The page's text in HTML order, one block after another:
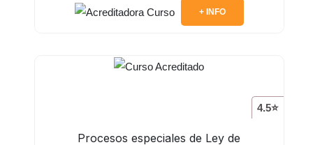
+ INFO
4.5⭐
Procesos especiales de Ley de